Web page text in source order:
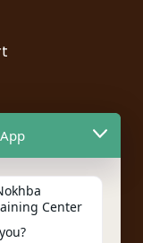
Center